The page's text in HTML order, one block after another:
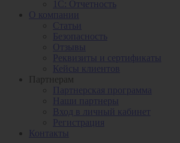
1С: Отчетность
О компании
Статьи
Безопасность
Отзывы
Реквизиты и сертификаты
Кейсы клиентов
Партнерам
Партнерская программа
Наши партнеры
Вход в личный кабинет
Регистрация
Контакты